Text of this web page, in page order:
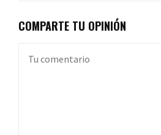
COMPARTE TU OPINIÓN